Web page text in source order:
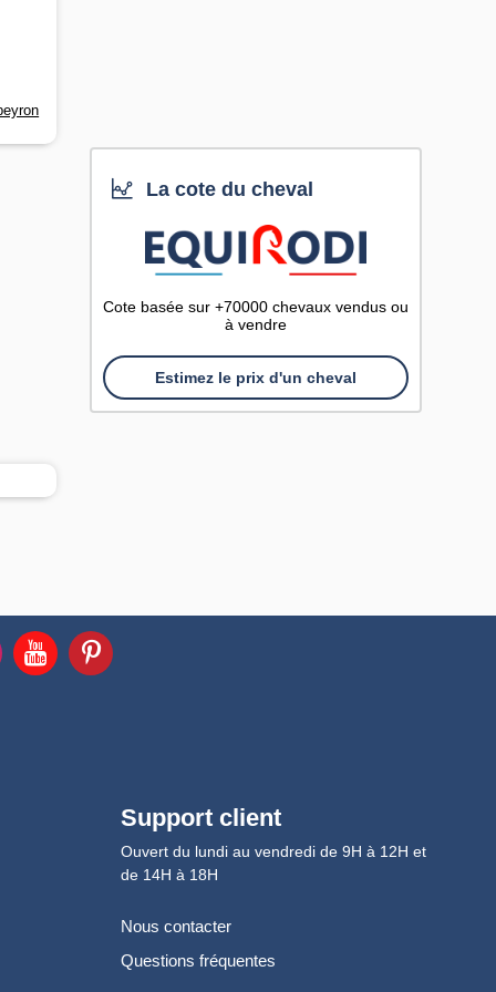
La cote du cheval
Cote basée sur +70000 chevaux vendus ou
à vendre
Estimez le prix d'un cheval
Support client
Ouvert du lundi au vendredi de 9H à 12H et
de 14H à 18H
Nous contacter
Questions fréquentes